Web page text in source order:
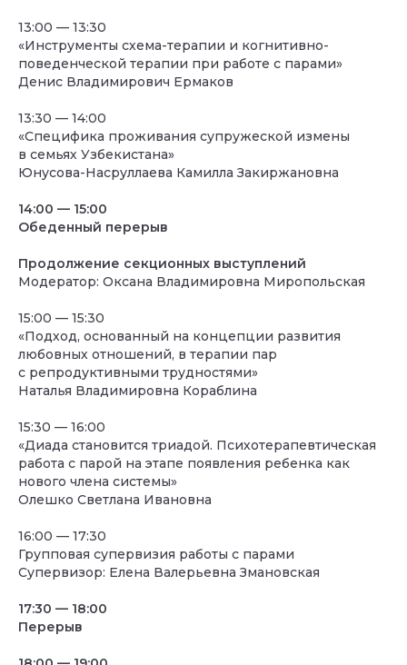
13:00 — 13:30
«Инструменты схема-терапии и когнитивно-
поведенческой терапии при работе с парами»
Денис Владимирович Ермаков
13:30 — 14:00
«Специфика проживания супружеской измены
в семьях Узбекистана»
Юнусова-Насруллаева Камилла Закиржановна
14:00 — 15:00
Обеденный перерыв
Продолжение секционных выступлений
Модератор: Оксана Владимировна Миропольская
15:00 — 15:30
«Подход, основанный на концепции развития
любовных отношений, в терапии пар
с репродуктивными трудностями»
Наталья Владимировна Кораблина
15:30 — 16:00
«Диада становится триадой. Психотерапевтическая
работа с парой на этапе появления ребенка как
нового члена системы»
Олешко Светлана Ивановна
16:00 — 17:30
Групповая супервизия работы с парами
Супервизор: Елена Валерьевна Змановская
17:30 — 18:00
Перерыв